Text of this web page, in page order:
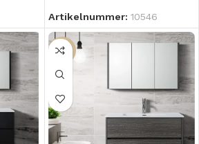
Artikelnummer: 10546
SALE